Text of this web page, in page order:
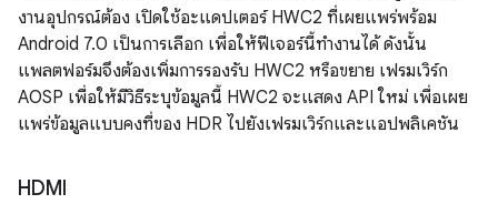
งานอุปกรณ์ต้อง เปิดใช้อะแดปเตอร์ HWC2 ที่เผยแพร่พร้อม
Android 7.0 เป็นการเลือก เพื่อให้ฟีเจอร์นี้ทำงานได้ ดังนั้น
แพลตฟอร์มจึงต้องเพิ่มการรองรับ HWC2 หรือขยาย เฟรมเวิร์ก
AOSP เพื่อให้มีวิธีระบุข้อมูลนี้ HWC2 จะแสดง API ใหม่ เพื่อเผย
แพร่ข้อมูลแบบคงที่ของ HDR ไปยังเฟรมเวิร์กและแอปพลิเคชัน
HDMI